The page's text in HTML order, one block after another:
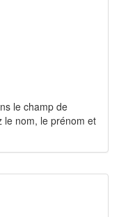
le champ de
le nom, le prénom et